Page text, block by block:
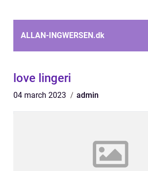
ALLAN-INGWERSEN.dk
love lingeri
04 march 2023 admin